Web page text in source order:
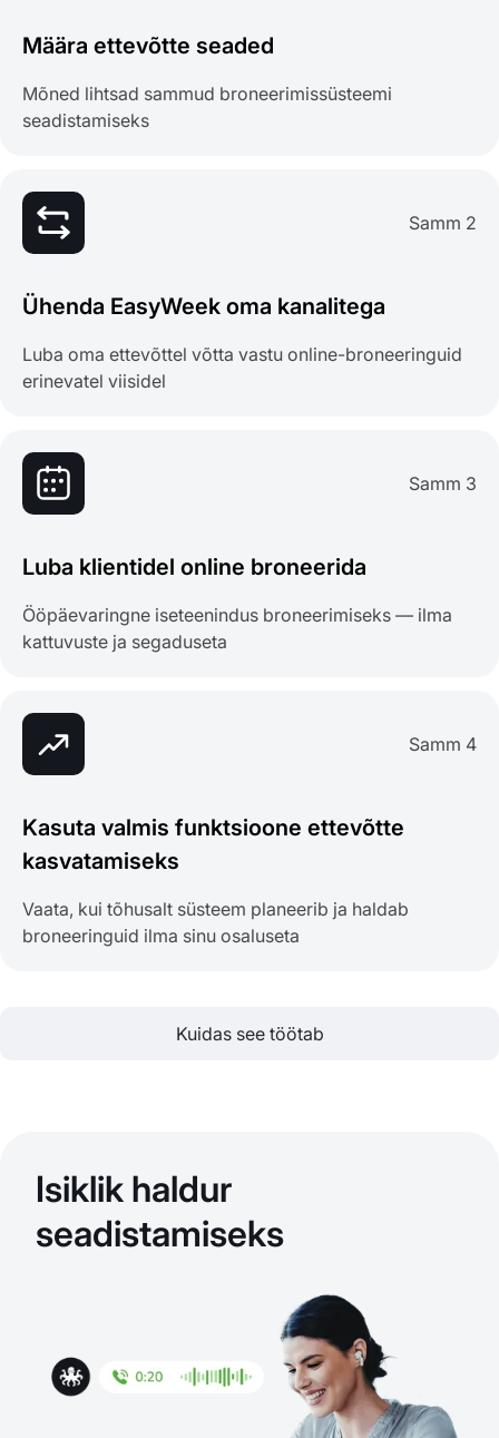
Määra ettevõtte seaded
Mõned lihtsad sammud broneerimissüsteemi
seadistamiseks
Samm 2
Ühenda EasyWeek oma kanalitega
Luba oma ettevõttel võtta vastu online-broneeringuid
erinevatel viisidel
Samm 3
Luba klientidel online broneerida
Ööpäevaringne iseteenindus broneerimiseks — ilma
kattuvuste ja segaduseta
Samm 4
Kasuta valmis funktsioone ettevõtte
kasvatamiseks
Vaata, kui tõhusalt süsteem planeerib ja haldab
broneeringuid ilma sinu osaluseta
Kuidas see töötab
Isiklik haldur
seadistamiseks